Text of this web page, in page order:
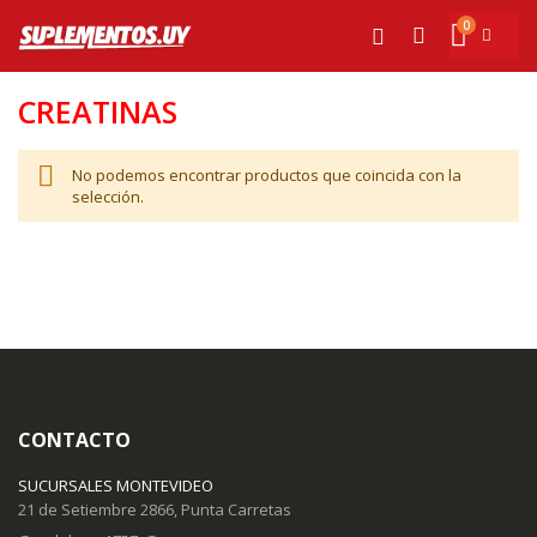
al
contenido
Mi cesta
0
Buscar
CREATINAS
No podemos encontrar productos que coincida con la
selección.
CONTACTO
SUCURSALES MONTEVIDEO
21 de Setiembre 2866, Punta Carretas